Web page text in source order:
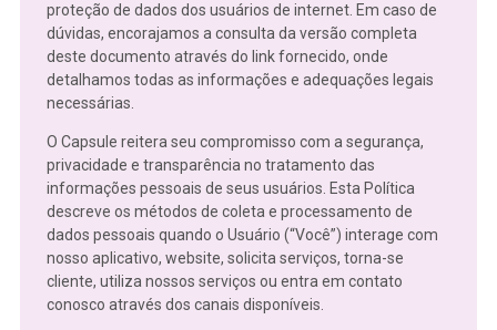
proteção de dados dos usuários de internet. Em caso de
dúvidas, encorajamos a consulta da versão completa
deste documento através do link fornecido, onde
detalhamos todas as informações e adequações legais
necessárias.
O Capsule reitera seu compromisso com a segurança,
privacidade e transparência no tratamento das
informações pessoais de seus usuários. Esta Política
descreve os métodos de coleta e processamento de
dados pessoais quando o Usuário (“Você”) interage com
nosso aplicativo, website, solicita serviços, torna-se
cliente, utiliza nossos serviços ou entra em contato
conosco através dos canais disponíveis.